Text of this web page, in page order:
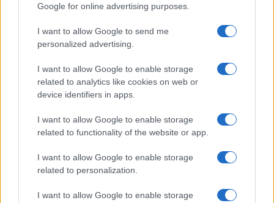
Google for online advertising purposes.
I want to allow Google to send me
personalized advertising.
I want to allow Google to enable storage
related to analytics like cookies on web or
device identifiers in apps.
I want to allow Google to enable storage
related to functionality of the website or app.
I want to allow Google to enable storage
related to personalization.
I want to allow Google to enable storage
Inviaci le tue segnalazioni,
i tuoi video e le tue foto
Su WhatsApp al numero +39
345 356 7512
Ricevi le nostre ultime news
daGoogle News